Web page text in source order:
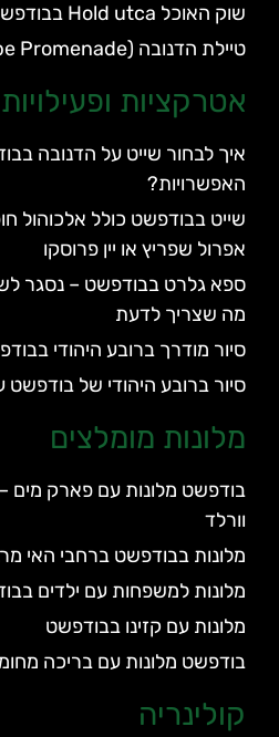
שוק האוכל Hold utca בבודפשט
טיילת הדנובה (Danube Promenade)
אטרקציות ופעילויות
איך לבחור שייט על הדנובה
האפשרויות?
שייט בבודפשט כולל אלכוהול
אפרול שפריץ או יין פרוסקו
מה שצריך לדעת
סיור מודרך ברובע היהודי
סיור ברובע היהודי של בודפשט
מלונות מומלצים
בודפשט מלונות עם פארק מים
וורלד
מלונות בבודפשט ברחבי האי
מלונות למשפחות עם ילדים
מלונות עם קזינו בבודפשט
בודפשט מלונות עם בריכה
קולינריה